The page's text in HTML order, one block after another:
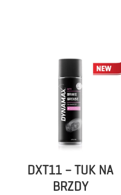
DXT11 – TUK NA
BRZDY